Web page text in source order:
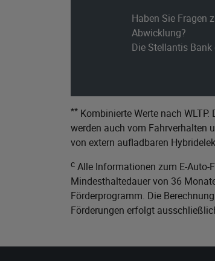
Haben Sie Fragen
Abwicklung?
Die Stellantis
** Kombinierte Werte nach
werden auch vom Fahrverhalten
von extern aufladbaren
c Alle Informationen zum E-Auto-
Mindesthaltedauer von 36
Förderprogramm. Die
Förderungen erfolgt